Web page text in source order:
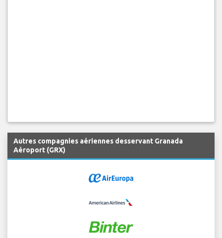
Autres compagnies aériennes desservant Granada
Aéroport (GRX)